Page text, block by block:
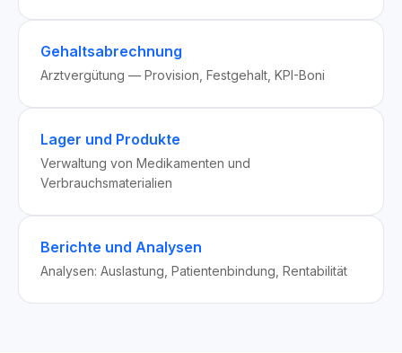
Gehaltsabrechnung
Arztvergütung — Provision, Festgehalt, KPI-Boni
Lager und Produkte
Verwaltung von Medikamenten und
Verbrauchsmaterialien
Berichte und Analysen
Analysen: Auslastung, Patientenbindung, Rentabilität